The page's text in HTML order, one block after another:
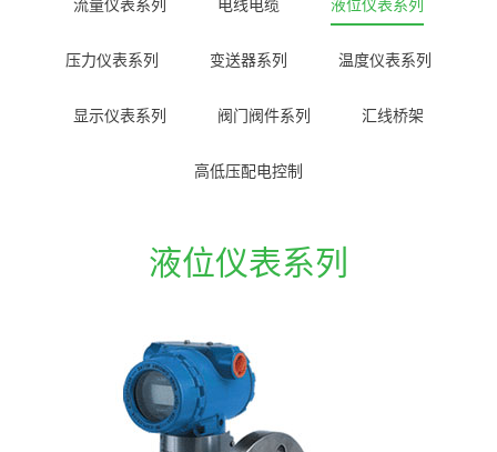
压力仪表系列 变送器系列 温度仪表系列
显示仪表系列 阀门阀件系列 汇线桥架
高低压配电控制
液位仪表系列